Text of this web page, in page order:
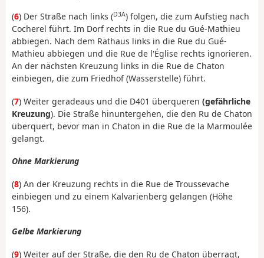
(6) Der Straße nach links (D3A) folgen, die zum Aufstieg nach
Cocherel führt. Im Dorf rechts in die Rue du Gué-Mathieu
abbiegen. Nach dem Rathaus links in die Rue du Gué-
Mathieu abbiegen und die Rue de l'Église rechts ignorieren.
An der nächsten Kreuzung links in die Rue de Chaton
einbiegen, die zum Friedhof (Wasserstelle) führt.
(7) Weiter geradeaus und die D401 überqueren (gefährliche
Kreuzung). Die Straße hinuntergehen, die den Ru de Chaton
überquert, bevor man in Chaton in die Rue de la Marmoulée
gelangt.
Ohne Markierung
(8) An der Kreuzung rechts in die Rue de Troussevache
einbiegen und zu einem Kalvarienberg gelangen (Höhe
156).
Gelbe Markierung
(9) Weiter auf der Straße, die den Ru de Chaton überragt,